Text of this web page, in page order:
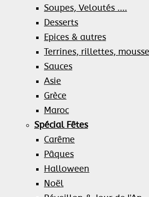
Soupes, Veloutés ....
Desserts
Epices & autres
Terrines, rillettes,
Sauces
Asie
Grèce
Maroc
Spécial Fêtes
Carême
Pâques
Halloween
Noël